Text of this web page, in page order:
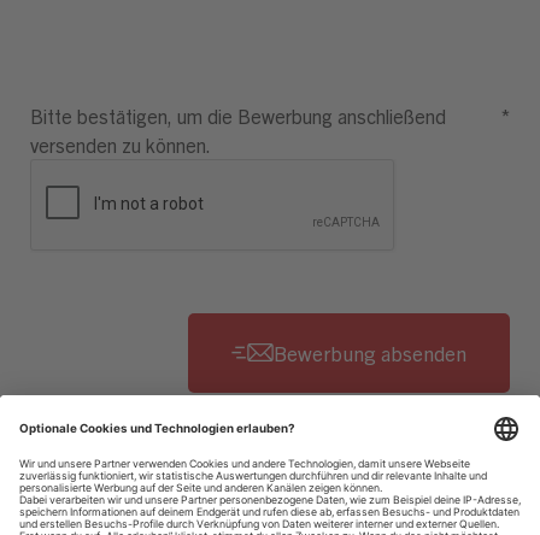
Bitte bestätigen, um die Bewerbung anschließend
versenden zu können.
*
Datenschutzhinweise